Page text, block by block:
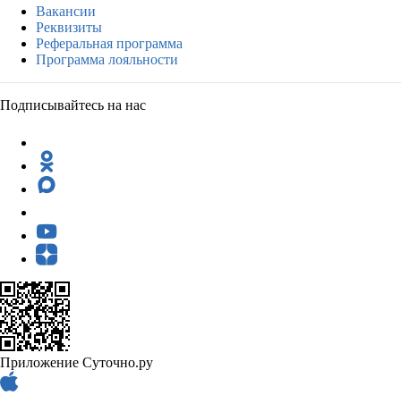
Вакансии
Реквизиты
Реферальная программа
Программа лояльности
Подписывайтесь на нас
Приложение Суточно.ру